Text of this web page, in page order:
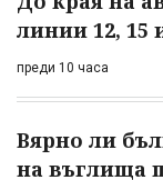
линии 12, 15
преди 10 часа
Вярно ли
на въглища